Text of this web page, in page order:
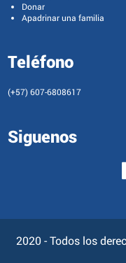
Donar
Apadrinar una familia
Teléfono
(+57) 607-6808617
Siguenos
2020 - Todos los